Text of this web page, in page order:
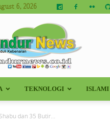
6, 2026
Kundur
TEKNOLOGI ISLAMI
dan 35 Butir...